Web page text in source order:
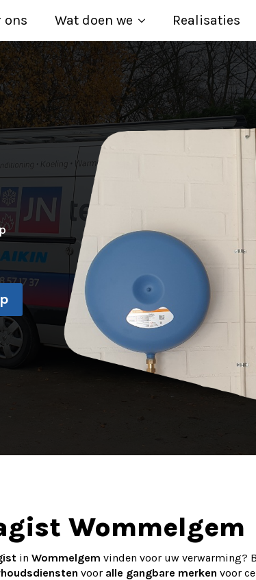
ons Wat doen we Realisaties
Wommelgem
in Wommelgem vinden voor uw verwarming?
voor alle gangbare merken voor